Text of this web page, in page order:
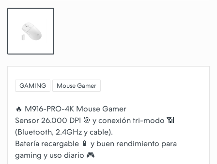
GAMING Mouse Gamer
🔥 M916-PRO-4K Mouse Gamer
Sensor 26.000 DPI 🎯 y conexión tri-modo 📶
(Bluetooth, 2.4GHz y cable).
Batería recargable 🔋 y buen rendimiento para